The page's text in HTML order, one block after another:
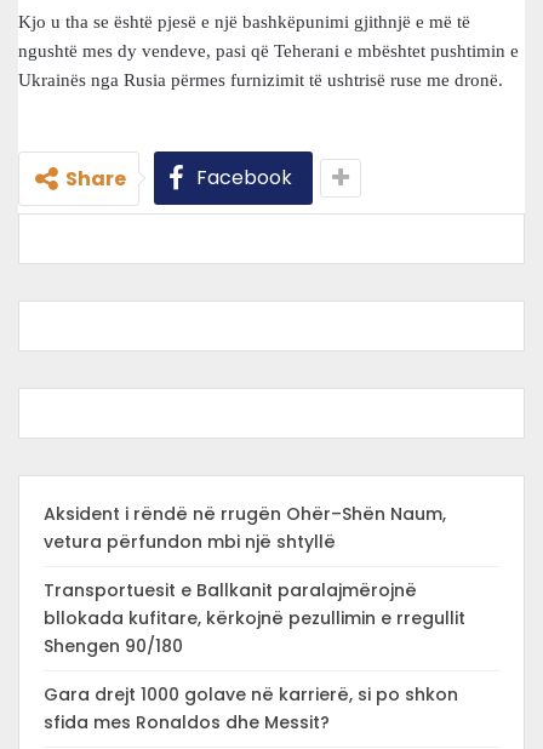
Kjo u tha se është pjesë e një bashkëpunimi gjithnjë e më të
ngushtë mes dy vendeve, pasi që Teherani e mbështet pushtimin e
Ukrainës nga Rusia përmes furnizimit të ushtrisë ruse me dronë.
Share Facebook
Aksident i rëndë në rrugën Ohër–Shën Naum,
vetura përfundon mbi një shtyllë
Transportuesit e Ballkanit paralajmërojnë
bllokada kufitare, kërkojnë pezullimin e rregullit
Shengen 90/180
Gara drejt 1000 golave në karrierë, si po shkon
sfida mes Ronaldos dhe Messit?